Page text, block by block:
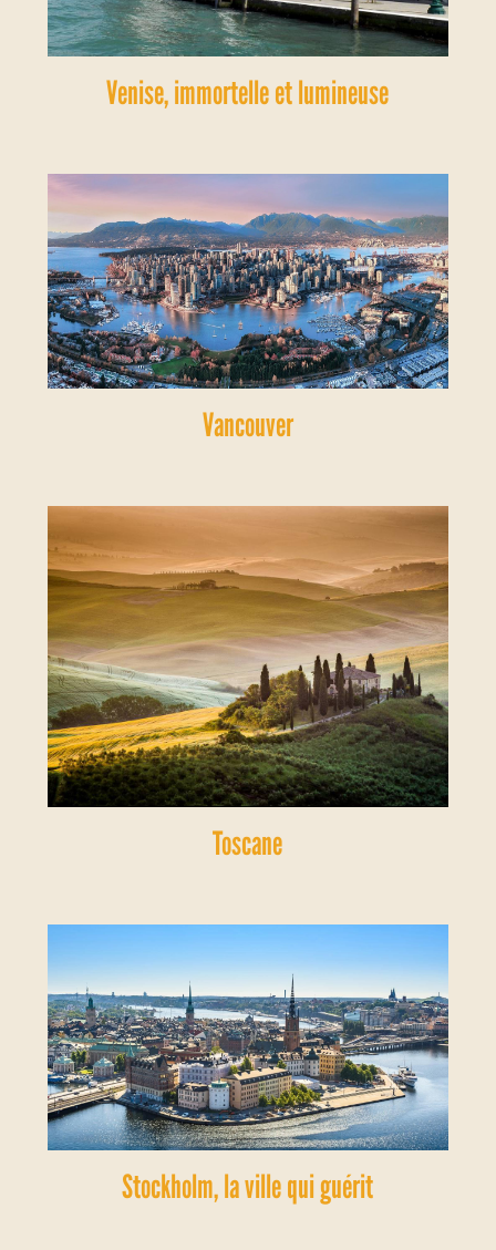
Venise, immortelle et lumineuse
Vancouver
Toscane
Stockholm, la ville qui guérit